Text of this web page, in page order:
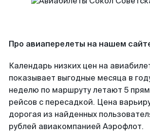
Про авиаперелеты на нашем
Календарь низких цен на
показывает выгодные месяца в
неделю по маршруту летают 5
рейсов с пересадкой. Цена
дорогая из найденных
рублей авиакомпанией Аэрофлот.